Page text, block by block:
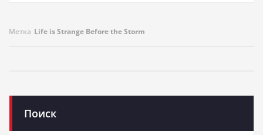
Метка Life is Strange Before the Storm
Поиск